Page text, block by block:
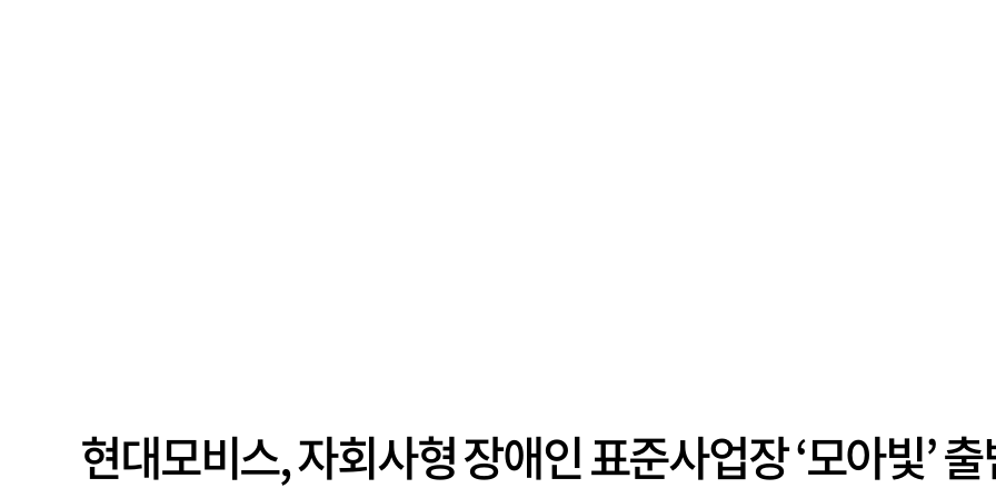
현대모비스, 자회사형 장애인 표준사업장 ‘모아빛’